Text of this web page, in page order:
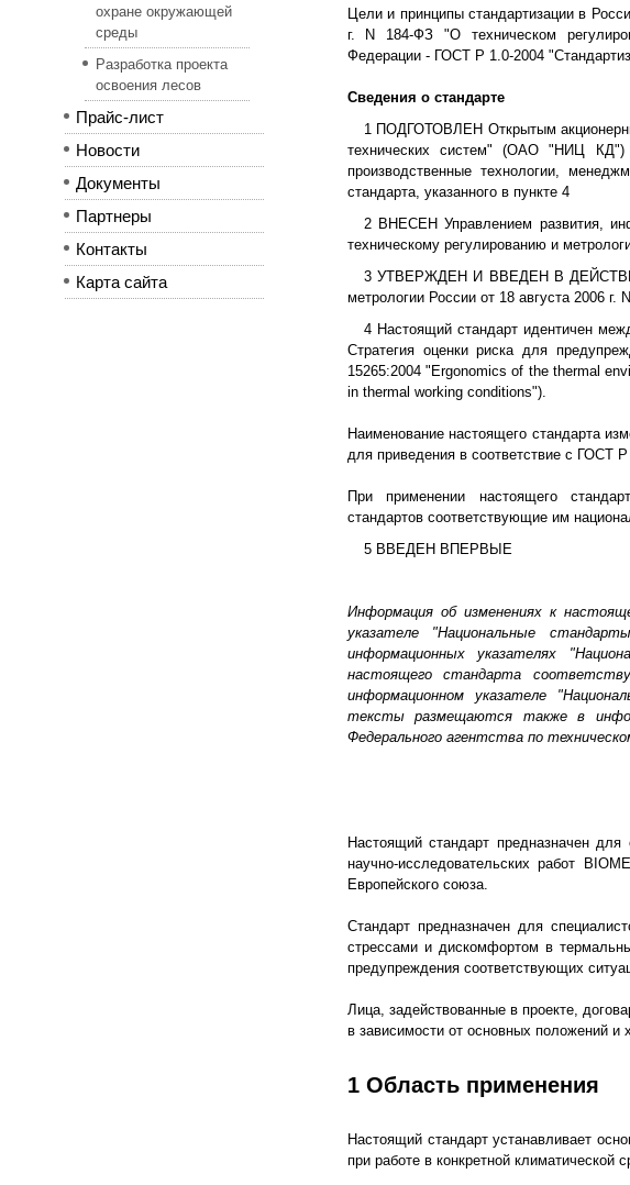
охране окружающей
среды
Разработка проекта
освоения лесов
Прайс-лист
Новости
Документы
Партнеры
Контакты
Карта сайта
Цели и принципы стандартизации в
г. N 184-ФЗ "О техническом
Федерации - ГОСТ Р 1.0-2004
Сведения о стандарте
1 ПОДГОТОВЛЕН Открытым
технических систем" (ОАО "НИЦ КД")
производственные технологии,
стандарта, указанного в пункте 4
2 ВНЕСЕН Управлением развития,
техническому регулированию и
3 УТВЕРЖДЕН И ВВЕДЕН В ДЕЙСТВИЕ
метрологии России от 18 августа 2006 г.
4 Настоящий стандарт идентичен
Стратегия оценки риска для
15265:2004 "Ergonomics of the thermal
in thermal working conditions").
Наименование настоящего стандарта
для приведения в соответствие с ГОСТ
При применении настоящего
стандартов соответствующие им
5 ВВЕДЕН ВПЕРВЫЕ
Информация об изменениях к
указателе "Национальные
информационных указателях
настоящего стандарта
информационном указателе
тексты размещаются также в
Федерального агентства по
Настоящий стандарт предназначен
научно-исследовательских работ
Европейского союза.
Стандарт предназначен для
стрессами и дискомфортом в
предупреждения соответствующих
Лица, задействованные в проекте,
в зависимости от основных положений и
1 Область применения
Настоящий стандарт устанавливает
при работе в конкретной климатической